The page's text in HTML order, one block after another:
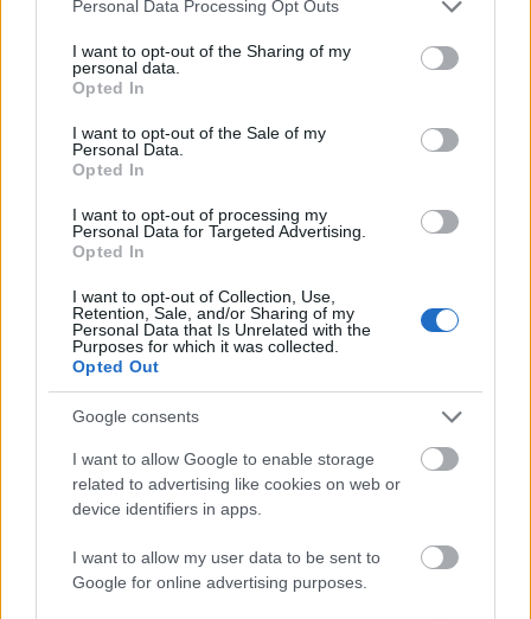
not limited to your visit or usage behaviour. You may click to
grant or deny consent to Google and its third-party tags to
use your data for below specified purposes in below Google
consent section.
Personal Data Processing Opt Outs
I want to opt-out of the Sharing of my
personal data.
Opted In
I want to opt-out of the Sale of my
Personal Data.
Opted In
I want to opt-out of processing my
Personal Data for Targeted Advertising.
Opted In
I want to opt-out of Collection, Use,
Retention, Sale, and/or Sharing of my
Personal Data that Is Unrelated with the
Purposes for which it was collected.
Opted Out
Google consents
I want to allow Google to enable storage
related to advertising like cookies on web or
device identifiers in apps.
I want to allow my user data to be sent to
Google for online advertising purposes.
műemlékfelújítás műemlék restaurálás
Történelmi táj, amelynek minden köve mesél –
megújul a tatai Angolkert
A projekt részeként megújulnak a területen található
műemlékek, köztük a különleges Műromok, valamint a közeli
Várkanyarban álló Nepomuki Szent János híd és szobor is.
M1 bővítés: már zajlik a teljesen új
Bicske Kelet csomópont építése